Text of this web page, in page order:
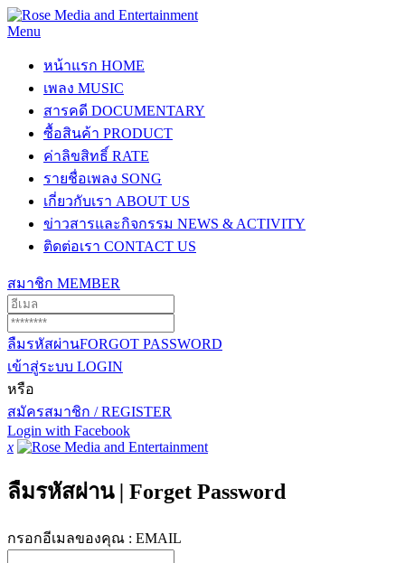
Menu
หน้าแรก HOME
เพลง MUSIC
สารคดี DOCUMENTARY
ซื้อสินค้า PRODUCT
ค่าลิขสิทธิ์ RATE
รายชื่อเพลง SONG
เกี่ยวกับเรา ABOUT US
ข่าวสารและกิจกรรม NEWS & ACTIVITY
ติดต่อเรา CONTACT US
สมาชิก MEMBER
ลืมรหัสผ่านFORGOT PASSWORD
เข้าสู่ระบบ LOGIN
หรือ
สมัครสมาชิก / REGISTER
Login with Facebook
x
ลืมรหัสผ่าน | Forget Password
กรอกอีเมลของคุณ : EMAIL